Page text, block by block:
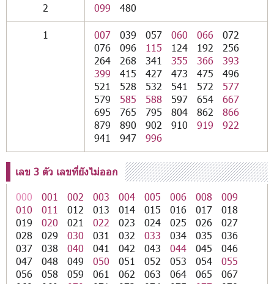
2 099 480
1 007 039 057 060 066
072
076
096 115 124 192
256
264
268 341 355 366
393
399
415 427 473 475
496
521
528 532 541 572
577
579
585 588 597 654
667
695
765 795 804 862
866
879
890 902 910 919
922
941
947 996
เลข 3 ตัว เลขที่ยังไม่ออก
000
001 002 003 004 005 006 008
009
010
011 012 013 014 015 016 017
018
019
020 021 022 023 024 025 026
027
028
029 030 031 032 033 034 035
036
037
038 040 041 042 043 044 045
046
047
048 049 050 051 052 053 054
055
056
058 059 061 062 063 064 065
067